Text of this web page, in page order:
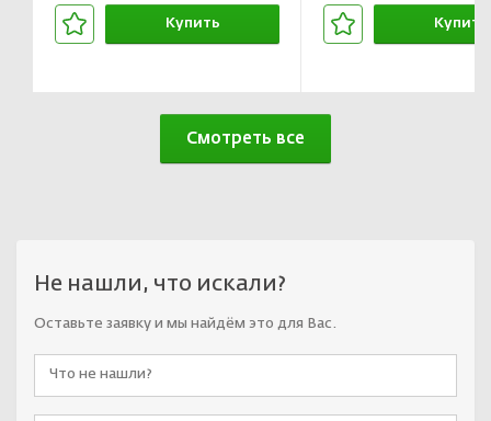
Купить Купить
Смотреть все
Не нашли, что искали?
Оставьте заявку и мы найдём это для Вас.